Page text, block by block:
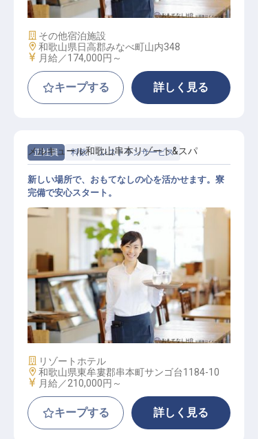
施設業態
その他宿泊施設
勤務地
和歌山県日高郡みなべ町山内348
給与
月給／174,000円～
キープする 詳しく見る
正社員 料飲 レストランサービス
ホールスタッフ【メルキュール和歌
山串本】
メルキュール和歌山串本リゾート&スパ
新しい場所で、おもてなしの心を活かせます。寮
完備で安心スタート。
施設業態
リゾートホテル
勤務地
和歌山県東牟婁郡串本町サンゴ台1184-10
給与
月給／210,000円～
キープする 詳しく見る